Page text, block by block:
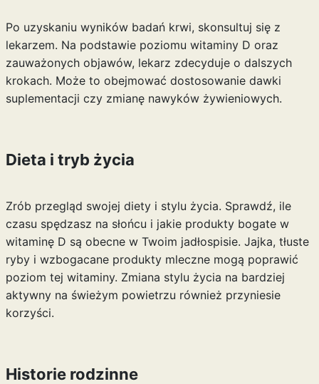
Po uzyskaniu wyników badań krwi, skonsultuj się z
lekarzem. Na podstawie poziomu witaminy D oraz
zauważonych objawów, lekarz zdecyduje o dalszych
krokach. Może to obejmować dostosowanie dawki
suplementacji czy zmianę nawyków żywieniowych.
Dieta i tryb życia
Zrób przegląd swojej diety i stylu życia. Sprawdź, ile
czasu spędzasz na słońcu i jakie produkty bogate w
witaminę D są obecne w Twoim jadłospisie. Jajka, tłuste
ryby i wzbogacane produkty mleczne mogą poprawić
poziom tej witaminy. Zmiana stylu życia na bardziej
aktywny na świeżym powietrzu również przyniesie
korzyści.
Historie rodzinne